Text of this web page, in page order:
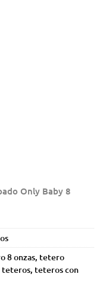
Only Baby 8
8 onzas, tetero
teteros, teteros con